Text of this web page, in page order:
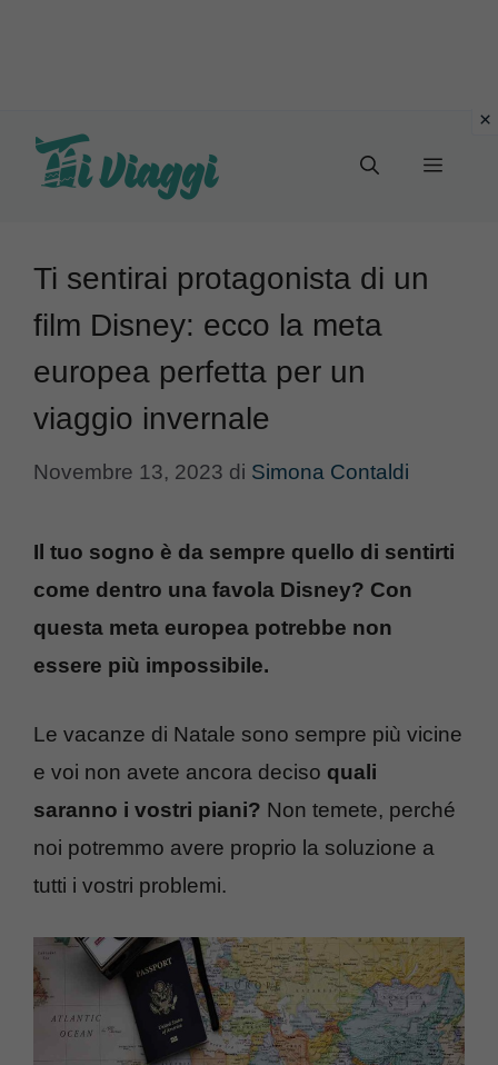
Menu
Ti sentirai protagonista di un
film Disney: ecco la meta
europea perfetta per un
viaggio invernale
Novembre 13, 2023 di Simona Contaldi
Il tuo sogno è da sempre quello di sentirti
come dentro una favola Disney? Con
questa meta europea potrebbe non
essere più impossibile.
Le vacanze di Natale sono sempre più vicine
e voi non avete ancora deciso quali
saranno i vostri piani? Non temete, perché
noi potremmo avere proprio la soluzione a
tutti i vostri problemi.